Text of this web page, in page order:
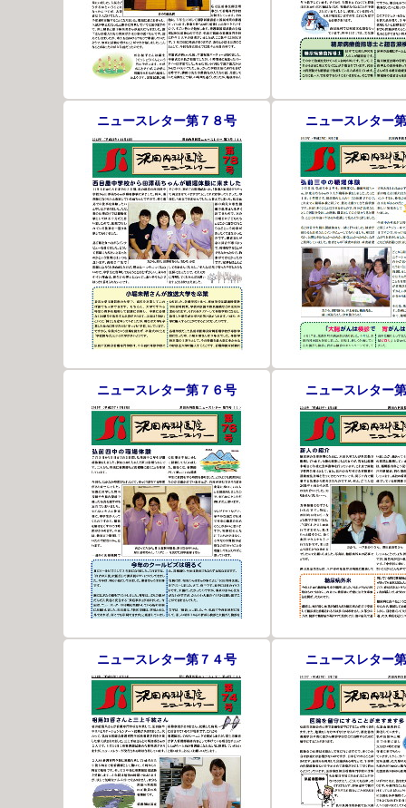
ニュースレター第７８号 ニュースレター
ニュースレター第７６号 ニュースレター
ニュースレター第７４号 ニュースレター